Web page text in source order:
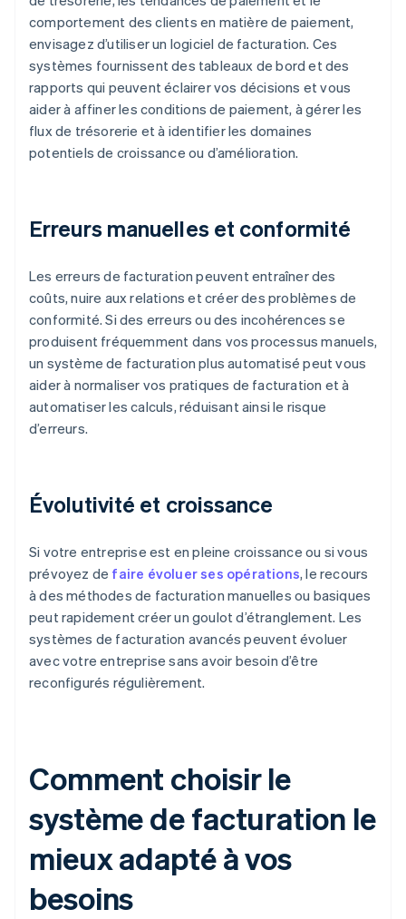
comportement des clients en matière de paiement,
envisagez d’utiliser un logiciel de facturation. Ces
systèmes fournissent des tableaux de bord et des
rapports qui peuvent éclairer vos décisions et vous
aider à affiner les conditions de paiement, à gérer les
flux de trésorerie et à identifier les domaines
potentiels de croissance ou d’amélioration.
Erreurs manuelles et conformité
Les erreurs de facturation peuvent entraîner des
coûts, nuire aux relations et créer des problèmes de
conformité. Si des erreurs ou des incohérences se
produisent fréquemment dans vos processus manuels,
un système de facturation plus automatisé peut vous
aider à normaliser vos pratiques de facturation et à
automatiser les calculs, réduisant ainsi le risque
d’erreurs.
Évolutivité et croissance
Si votre entreprise est en pleine croissance ou si vous
prévoyez de faire évoluer ses opérations, le recours
à des méthodes de facturation manuelles ou basiques
peut rapidement créer un goulot d’étranglement. Les
systèmes de facturation avancés peuvent évoluer
avec votre entreprise sans avoir besoin d’être
reconfigurés régulièrement.
Comment choisir le
système de facturation le
mieux adapté à vos
besoins